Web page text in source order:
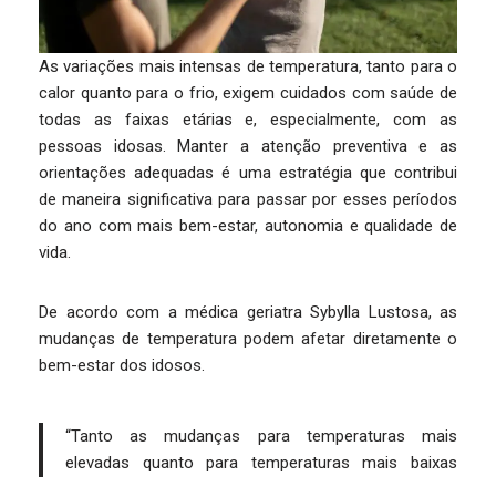
As variações mais intensas de temperatura, tanto para o
calor quanto para o frio, exigem cuidados com saúde de
todas as faixas etárias e, especialmente, com as
pessoas idosas. Manter a atenção preventiva e as
orientações adequadas é uma estratégia que contribui
de maneira significativa para passar por esses períodos
do ano com mais bem-estar, autonomia e qualidade de
vida.
De acordo com a médica geriatra Sybylla Lustosa, as
mudanças de temperatura podem afetar diretamente o
bem-estar dos idosos.
“Tanto as mudanças para temperaturas mais
elevadas quanto para temperaturas mais baixas